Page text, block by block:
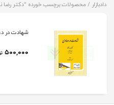
دادبازار / محصولات برچسب خورده “دکتر رضا
شهادت در
۵۰۰,۰۰۰